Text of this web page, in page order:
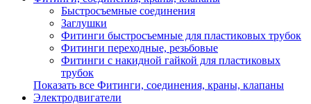
Быстросъемные соединения
Заглушки
Фитинги быстросъемные для пластиковых трубок
Фитинги переходные, резьбовые
Фитинги с накидной гайкой для пластиковых
трубок
Показать все Фитинги, соединения, краны, клапаны
Электродвигатели